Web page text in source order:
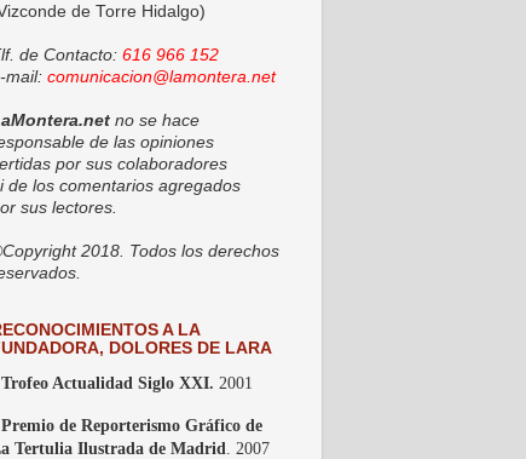
de Torre Hidalgo)
de Contacto: 616 966 152
mail: comunicacion@lamontera.net
no se hace
de las opiniones
por sus colaboradores
de los comentarios agregados
sus lectores.
2018. Todos los derechos
A LA
DOLORES DE LARA
Trofeo Actualidad Siglo XXI. 2001
Premio de Reporterismo Gráfico de
Tertulia Ilustrada de Madrid . 2007